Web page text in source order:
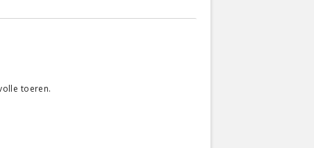
toeren.